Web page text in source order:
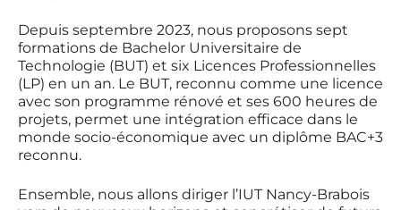
Depuis septembre 2023, nous proposons sept
formations de Bachelor Universitaire de
Technologie (BUT) et six Licences Professionnelles
(LP) en un an. Le BUT, reconnu comme une licence
avec son programme rénové et ses 600 heures de
projets, permet une intégration efficace dans le
monde socio-économique avec un diplôme BAC+3
reconnu.
Ensemble, nous allons diriger l’IUT Nancy-Brabois